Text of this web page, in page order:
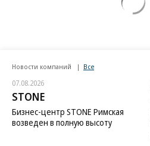
Новости компаний Все
07.08.2026
STONE
Бизнес-центр STONE Римская
возведен в полную высоту